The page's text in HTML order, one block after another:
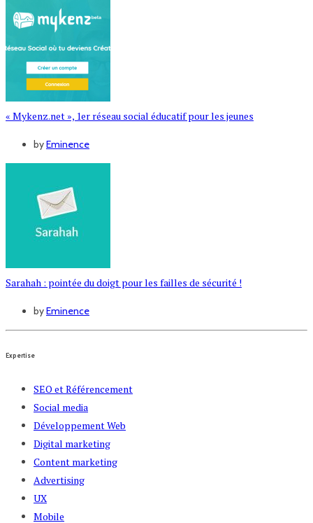
« Mykenz.net », 1er réseau social éducatif pour les jeunes
byEminence
Sarahah : pointée du doigt pour les failles de sécurité !
byEminence
Expertise
SEO et Référencement
Social media
Développement Web
Digital marketing
Content marketing
Advertising
UX
Mobile